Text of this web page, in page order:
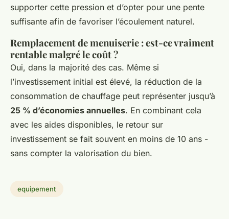
supporter cette pression et d’opter pour une pente
suffisante afin de favoriser l’écoulement naturel.
Remplacement de menuiserie : est-ce vraiment
rentable malgré le coût ?
Oui, dans la majorité des cas. Même si
l’investissement initial est élevé, la réduction de la
consommation de chauffage peut représenter jusqu’à
25 % d’économies annuelles. En combinant cela
avec les aides disponibles, le retour sur
investissement se fait souvent en moins de 10 ans -
sans compter la valorisation du bien.
equipement